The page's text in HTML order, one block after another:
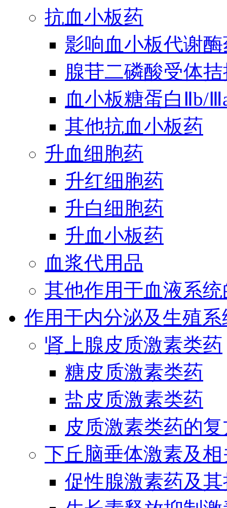
抗血小板药
影响血小板代谢
腺苷二磷酸受体
血小板糖蛋白Ⅱb/
其他抗血小板药
升血细胞药
升红细胞药
升白细胞药
升血小板药
血浆代用品
其他作用于血液系
作用于内分泌及生殖
肾上腺皮质激素类药
糖皮质激素类药
盐皮质激素类药
皮质激素类药的
下丘脑垂体激素及
促性腺激素药及